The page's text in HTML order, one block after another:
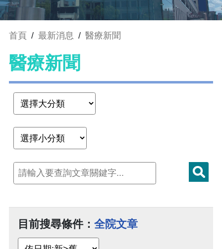
首頁 / 最新消息 / 醫療新聞
醫療新聞
目前搜尋條件： 全院文章